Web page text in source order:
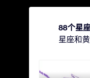
88个星
星座和